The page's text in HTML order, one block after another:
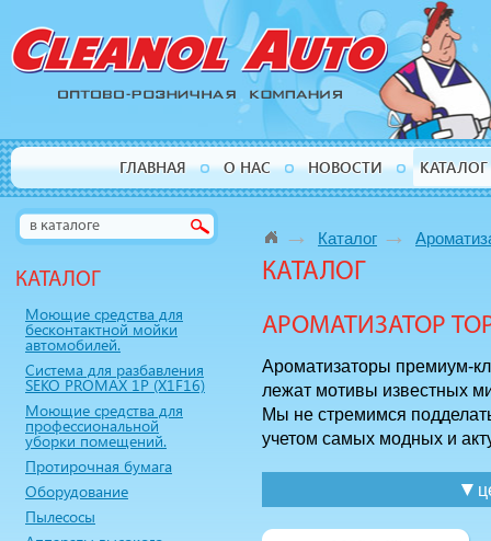
ГЛАВНАЯ О НАС НОВОСТИ КАТАЛОГ
КАТАЛОГ
Моющие средства для
бесконтактной мойки
автомобилей.
Система для разбавления
SEKO PROMAX 1P (X1F16)
Моющие средства для
профессиональной
уборки помещений.
Протирочная бумага
Оборудование
Пылесосы
→ Каталог →
КАТАЛОГ
АРОМАТИЗАТОР
Ароматизаторы премиум-
лежат мотивы известных
Мы не стремимся
учетом самых модных и
▼